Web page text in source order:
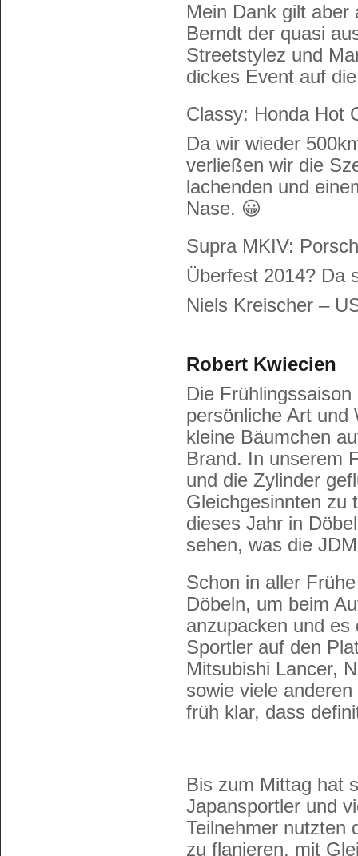
Mein Dank gilt
Berndt der quasi
Streetstylez und
dickes Event auf
Classy: Honda Hot
Da wir wieder
verließen wir die
lachenden und
Nase. 😀
Supra MKIV:
Überfest 2014? Da
Niels Kreischer –
Robert Kwiecien
Die
persönliche Art und
kleine Bäumchen
Brand. In unserem
und die Zylinder
Gleichgesinnten zu
dieses Jahr in
sehen, was die
Schon in aller
Döbeln, um beim
anzupacken und
Sportler auf den
Mitsubishi Lancer,
sowie viele
früh klar, dass
Bis zum Mittag hat
Japansportler und
Teilnehmer nutzten
zu flanieren, mit